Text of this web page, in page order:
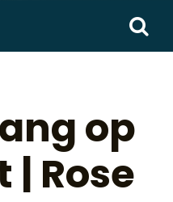
Zoeken
naar:
op
Rose